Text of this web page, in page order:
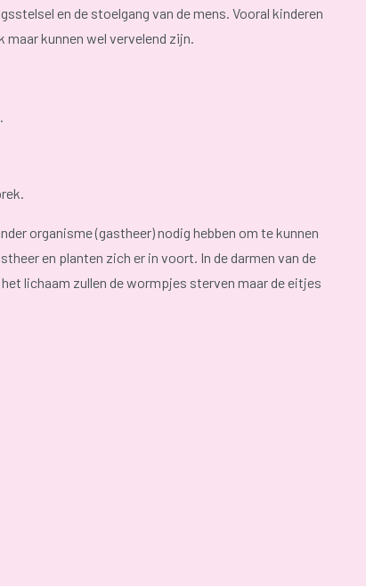
en de stoelgang van de mens. Vooral kinderen
kunnen wel vervelend zijn.
organisme (gastheer) nodig hebben om te kunnen
en planten zich er in voort. In de darmen van de
lichaam zullen de wormpjes sterven maar de eitjes